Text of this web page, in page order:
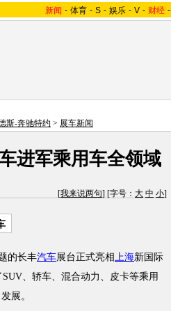
新闻 - 体育 - S - 娱乐 - V - 财经 -
斯-奔驰特约 > 展车新闻
进军乘用车全领域
[我来说两句] [字号： 大 中 小]
的长丰汽车展台正式亮相上海新国际
、轿车、混合动力、皮卡等乘用
展。